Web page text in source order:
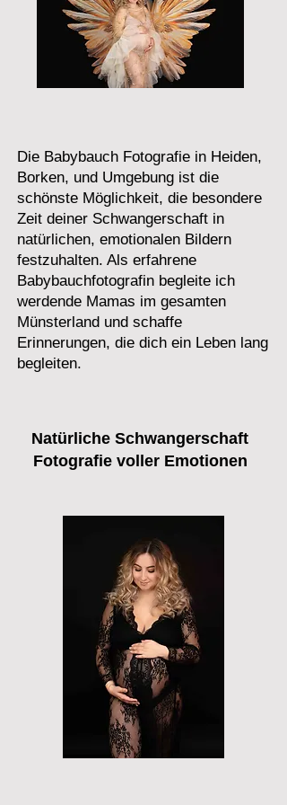
Die Babybauch Fotografie in Heiden,
Borken, und Umgebung ist die
schönste Möglichkeit, die besondere
Zeit deiner Schwangerschaft in
natürlichen, emotionalen Bildern
festzuhalten. Als erfahrene
Babybauchfotografin begleite ich
werdende Mamas im gesamten
Münsterland und schaffe
Erinnerungen, die dich ein Leben lang
begleiten.
Natürliche Schwangerschaft
Fotografie voller Emotionen